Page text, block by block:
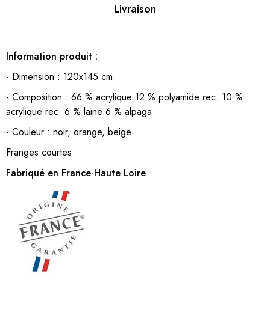
Livraison
Information produit :
- Dimension : 120x145 cm
- Composition : 66 % acrylique 12 % polyamide rec. 10 %
acrylique rec. 6 % laine 6 % alpaga
- Couleur : noir, orange, beige
Franges courtes
Fabriqué en France-Haute Loire